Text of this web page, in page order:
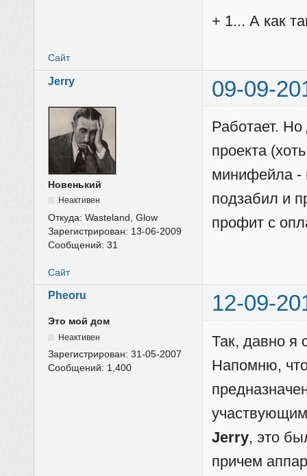
+ 1... А как
Сайт
Jerry 09-09-
Новенький
Неактивен
Откуда:Wasteland, Glow
Зарегистрирован: 13-06-2009
Сообщений:31
Работает. Но
проекта
минифейла -
подзабил и
профит с
Сайт
Pheoru 12-09-
Это мой дом
Неактивен
Зарегистрирован:31-05-2007
Сообщений: 1,400
Так, давно я
Напомню,
Jerry, это
причем